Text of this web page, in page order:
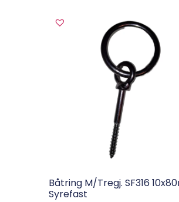
Båtring M/tregj. SF316
Syrefast